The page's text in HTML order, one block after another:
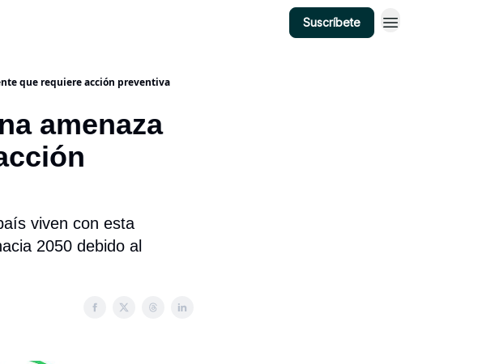
Suscríbete
que requiere acción preventiva
amenaza
viven con esta
2050 debido al